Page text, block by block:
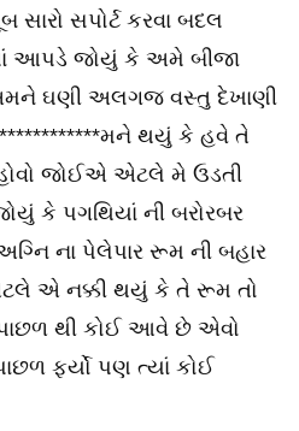
સપોર્ટ કરવા બદલ
આપડે જોયું કે અમે બીજા
ઘણી અલગજ વસ્તુ દેખાણી
થયું કે હવે તે
જોઈએ એટલે મે ઉડતી
કે પગથિયાં ની બરોરબર
ના પેલેપાર રૂમ ની બહાર
એ નક્કી થયું કે તે રૂમ તો
થી કોઈ આવે છે એવો
ફર્યો પણ ત્યાં કોઈ